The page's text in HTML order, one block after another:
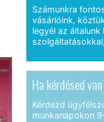
Számunkra
vásárlóink,
legyél az
Ha kérdésed
Kérdezd
munkanapokon